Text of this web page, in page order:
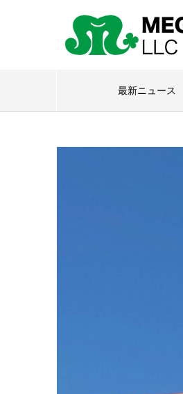
最新ニュース